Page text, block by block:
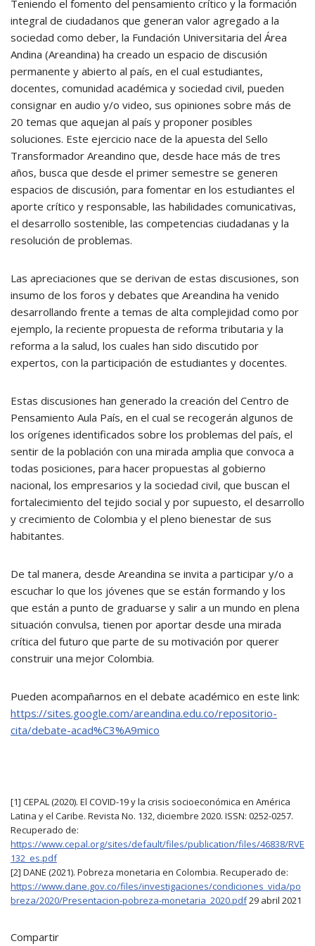
Teniendo el fomento del pensamiento crítico y la formación
integral de ciudadanos que generan valor agregado a la
sociedad como deber, la Fundación Universitaria del Área
Andina (Areandina) ha creado un espacio de discusión
permanente y abierto al país, en el cual estudiantes,
docentes, comunidad académica y sociedad civil, pueden
consignar en audio y/o video, sus opiniones sobre más de
20 temas que aquejan al país y proponer posibles
soluciones. Este ejercicio nace de la apuesta del Sello
Transformador Areandino que, desde hace más de tres
años, busca que desde el primer semestre se generen
espacios de discusión, para fomentar en los estudiantes el
aporte crítico y responsable, las habilidades comunicativas,
el desarrollo sostenible, las competencias ciudadanas y la
resolución de problemas.
Las apreciaciones que se derivan de estas discusiones, son
insumo de los foros y debates que Areandina ha venido
desarrollando frente a temas de alta complejidad como por
ejemplo, la reciente propuesta de reforma tributaria y la
reforma a la salud, los cuales han sido discutido por
expertos, con la participación de estudiantes y docentes.
Estas discusiones han generado la creación del Centro de
Pensamiento Aula País, en el cual se recogerán algunos de
los orígenes identificados sobre los problemas del país, el
sentir de la población con una mirada amplia que convoca a
todas posiciones, para hacer propuestas al gobierno
nacional, los empresarios y la sociedad civil, que buscan el
fortalecimiento del tejido social y por supuesto, el desarrollo
y crecimiento de Colombia y el pleno bienestar de sus
habitantes.
De tal manera, desde Areandina se invita a participar y/o a
escuchar lo que los jóvenes que se están formando y los
que están a punto de graduarse y salir a un mundo en plena
situación convulsa, tienen por aportar desde una mirada
crítica del futuro que parte de su motivación por querer
construir una mejor Colombia.
Pueden acompañarnos en el debate académico en este link:
https://sites.google.com/areandina.edu.co/repositorio-
cita/debate-acad%C3%A9mico
[1] CEPAL (2020). El COVID-19 y la crisis socioeconómica en América
Latina y el Caribe. Revista No. 132, diciembre 2020. ISSN: 0252-0257.
Recuperado de:
https://www.cepal.org/sites/default/files/publication/files/46838/RVE
132_es.pdf
[2] DANE (2021). Pobreza monetaria en Colombia. Recuperado de:
https://www.dane.gov.co/files/investigaciones/condiciones_vida/po
breza/2020/Presentacion-pobreza-monetaria_2020.pdf29 abril 2021
Compartir